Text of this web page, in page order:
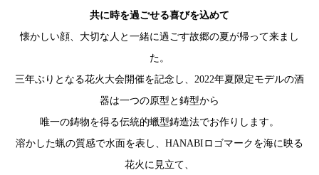
共に時を過ごせる喜びを込めて
懐かしい顔、大切な人と一緒に過ごす故郷の夏が帰って来まし
た。
三年ぶりとなる花火大会開催を記念し、2022年夏限定モデルの酒
器は一つの原型と鋳型から
唯一の鋳物を得る伝統的蠟型鋳造法でお作りします。
溶かした蝋の質感で水面を表し、HANABIロゴマークを海に映る
花火に見立て、